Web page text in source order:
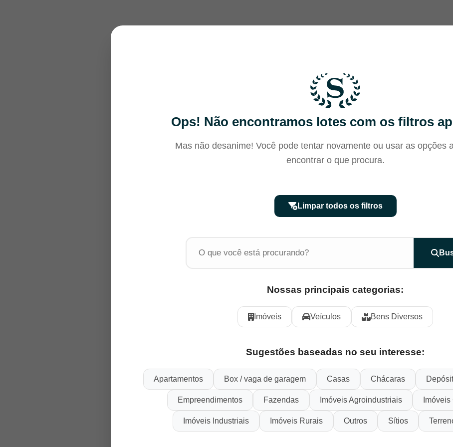
Ops! Não encontramos lotes com os filtros
Mas não desanime! Você pode tentar novamente ou usar as opções
encontrar o que procura.
Limpar todos os filtros
Nossas principais categorias:
Imóveis Veículos Bens Diversos
Sugestões baseadas no seu interesse:
Apartamentos Box / vaga de garagem Casas Chácaras
Empreendimentos Fazendas Imóveis Agroindustriais
Imóveis Industriais Imóveis Rurais Outros Sítios